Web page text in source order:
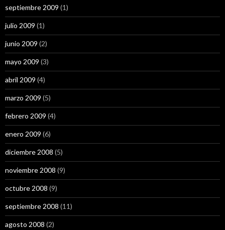
septiembre 2009 (1)
julio 2009 (1)
junio 2009 (2)
mayo 2009 (3)
abril 2009 (4)
marzo 2009 (5)
febrero 2009 (4)
enero 2009 (6)
diciembre 2008 (5)
noviembre 2008 (9)
octubre 2008 (9)
septiembre 2008 (11)
agosto 2008 (2)